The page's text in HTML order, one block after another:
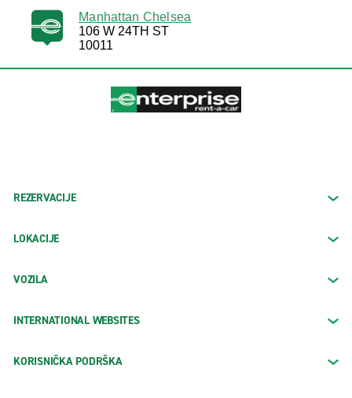
Manhattan Chelsea
106 W 24TH ST
10011
REZERVACIJE
LOKACIJE
VOZILA
INTERNATIONAL WEBSITES
KORISNIČKA PODRŠKA